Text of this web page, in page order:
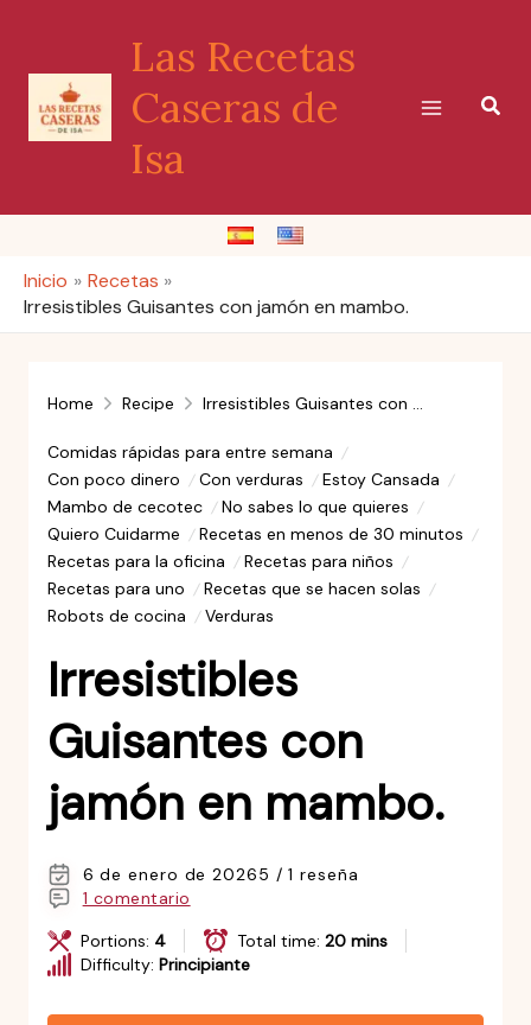
contenido
Las Recetas
Caseras de
Isa
Inicio
Recetas
Irresistibles Guisantes con jamón en mambo.
Home Recipe Irresistibles Guisantes con jamón en mambo.
Comidas rápidas para entre semana
Con poco dinero
Con verduras
Estoy Cansada
Mambo de cecotec
No sabes lo que quieres
Quiero Cuidarme
Recetas en menos de 30 minutos
Recetas para la oficina
Recetas para niños
Recetas para uno
Recetas que se hacen solas
Robots de cocina
Verduras
Irresistibles
Guisantes con
jamón en mambo.
6 de enero de 20265 / 1 reseña
1 comentario
Portions: 4 Total time: 20 mins
Difficulty: Principiante